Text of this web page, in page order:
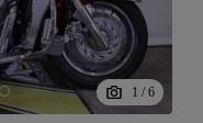
1 / 6